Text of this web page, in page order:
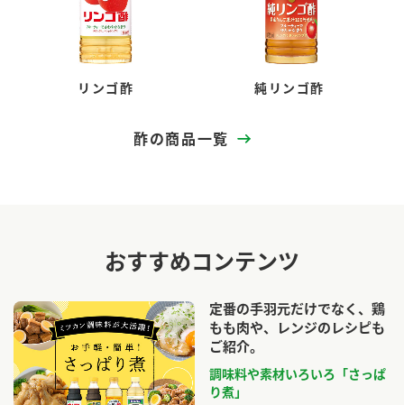
リンゴ酢 純リンゴ酢
酢の商品一覧
おすすめコンテンツ
定番の手羽元だけでなく、鶏
もも肉や、レンジのレシピも
ご紹介。
調味料や素材いろいろ「さっぱ
り煮」